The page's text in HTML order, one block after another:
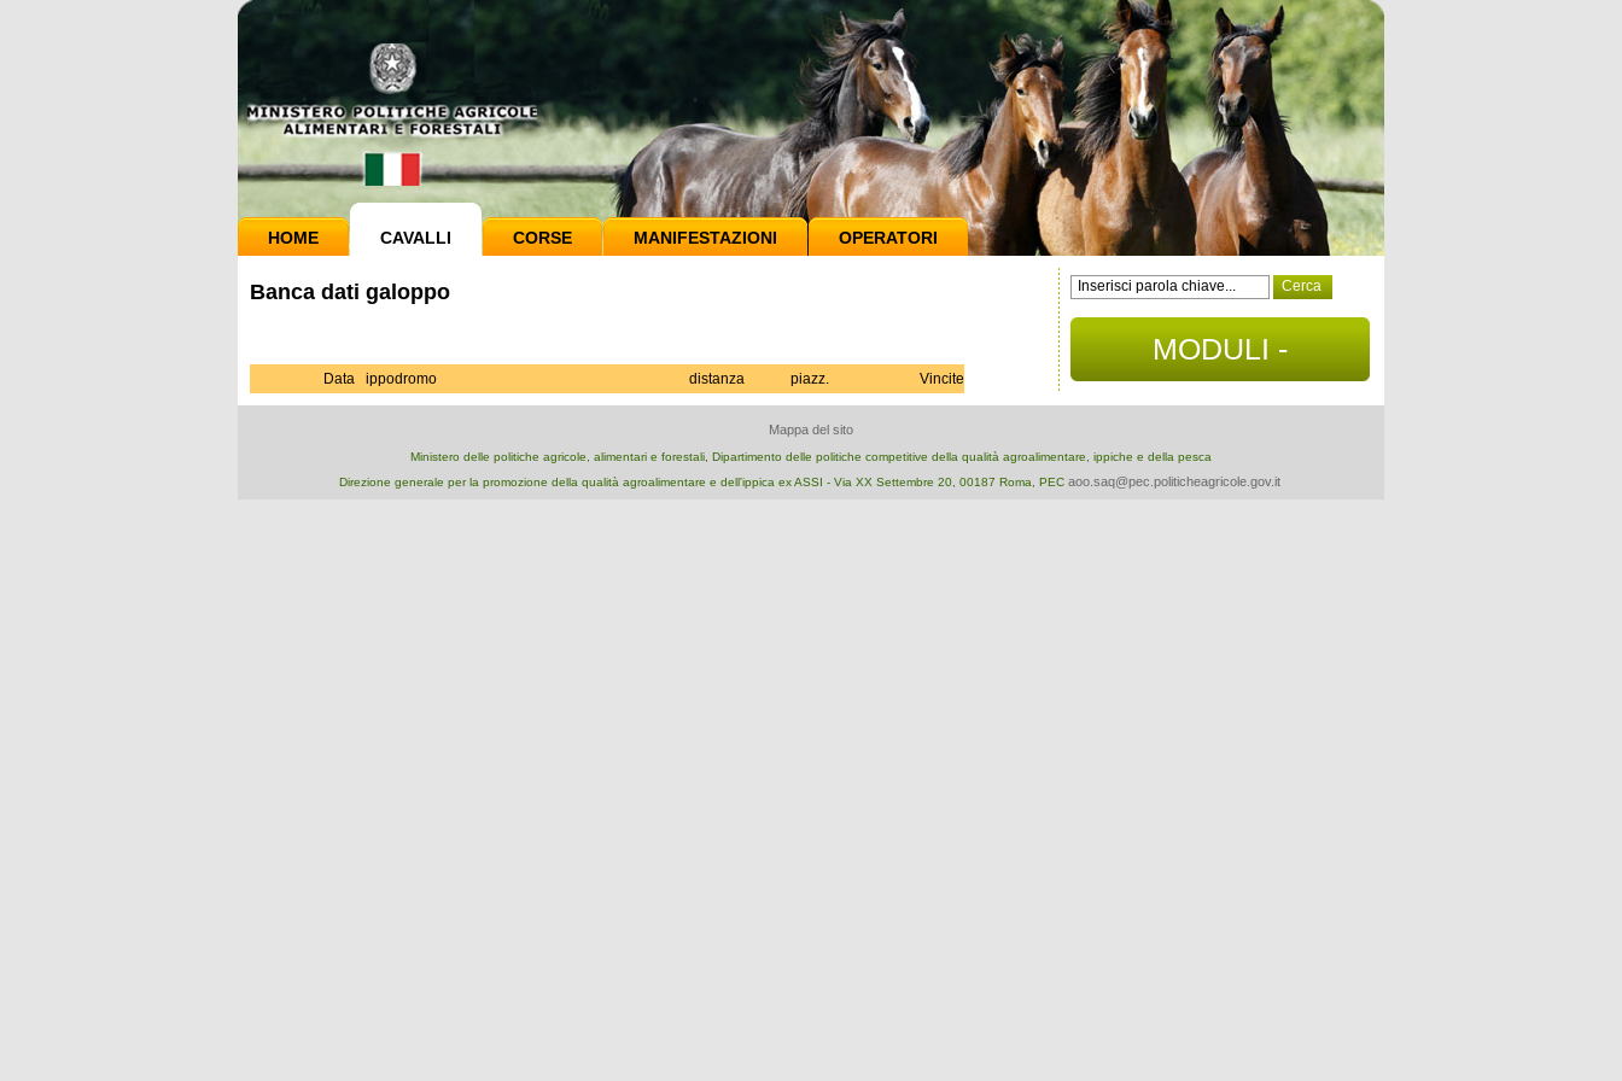
HOME CAVALLI CORSE MANIFESTAZIONI OPERATORI
Banca dati galoppo
Data ippodromo distanza piazz. Vincite
MODULI -
DOCUMENTI
Mappa del sito
Ministero delle politiche agricole, alimentari e forestali, Dipartimento delle politiche competitive della qualità agroalimentare, ippiche e della pesca
Direzione generale per la promozione della qualità agroalimentare e dell'ippica ex ASSI - Via XX Settembre 20, 00187 Roma, PEC aoo.saq@pec.politicheagricole.gov.it